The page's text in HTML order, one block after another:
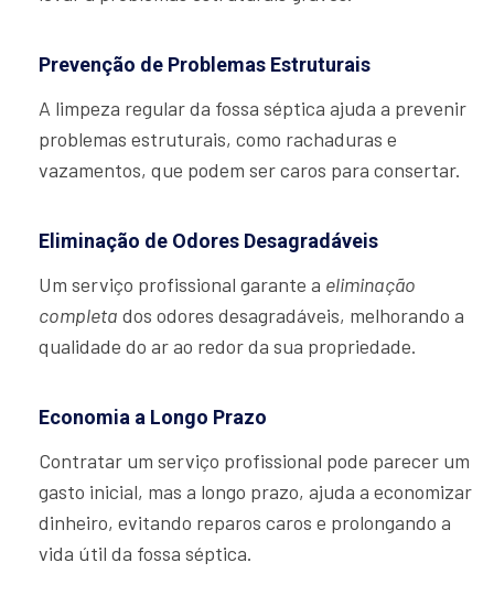
Prevenção de Problemas Estruturais
A limpeza regular da fossa séptica ajuda a prevenir
problemas estruturais, como rachaduras e
vazamentos, que podem ser caros para consertar.
Eliminação de Odores Desagradáveis
Um serviço profissional garante a eliminação
completa dos odores desagradáveis, melhorando a
qualidade do ar ao redor da sua propriedade.
Economia a Longo Prazo
Contratar um serviço profissional pode parecer um
gasto inicial, mas a longo prazo, ajuda a economizar
dinheiro, evitando reparos caros e prolongando a
vida útil da fossa séptica.